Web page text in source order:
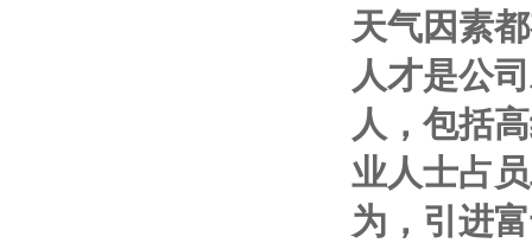
天气因素
人才是公
人，包括
业人士占
为，引进